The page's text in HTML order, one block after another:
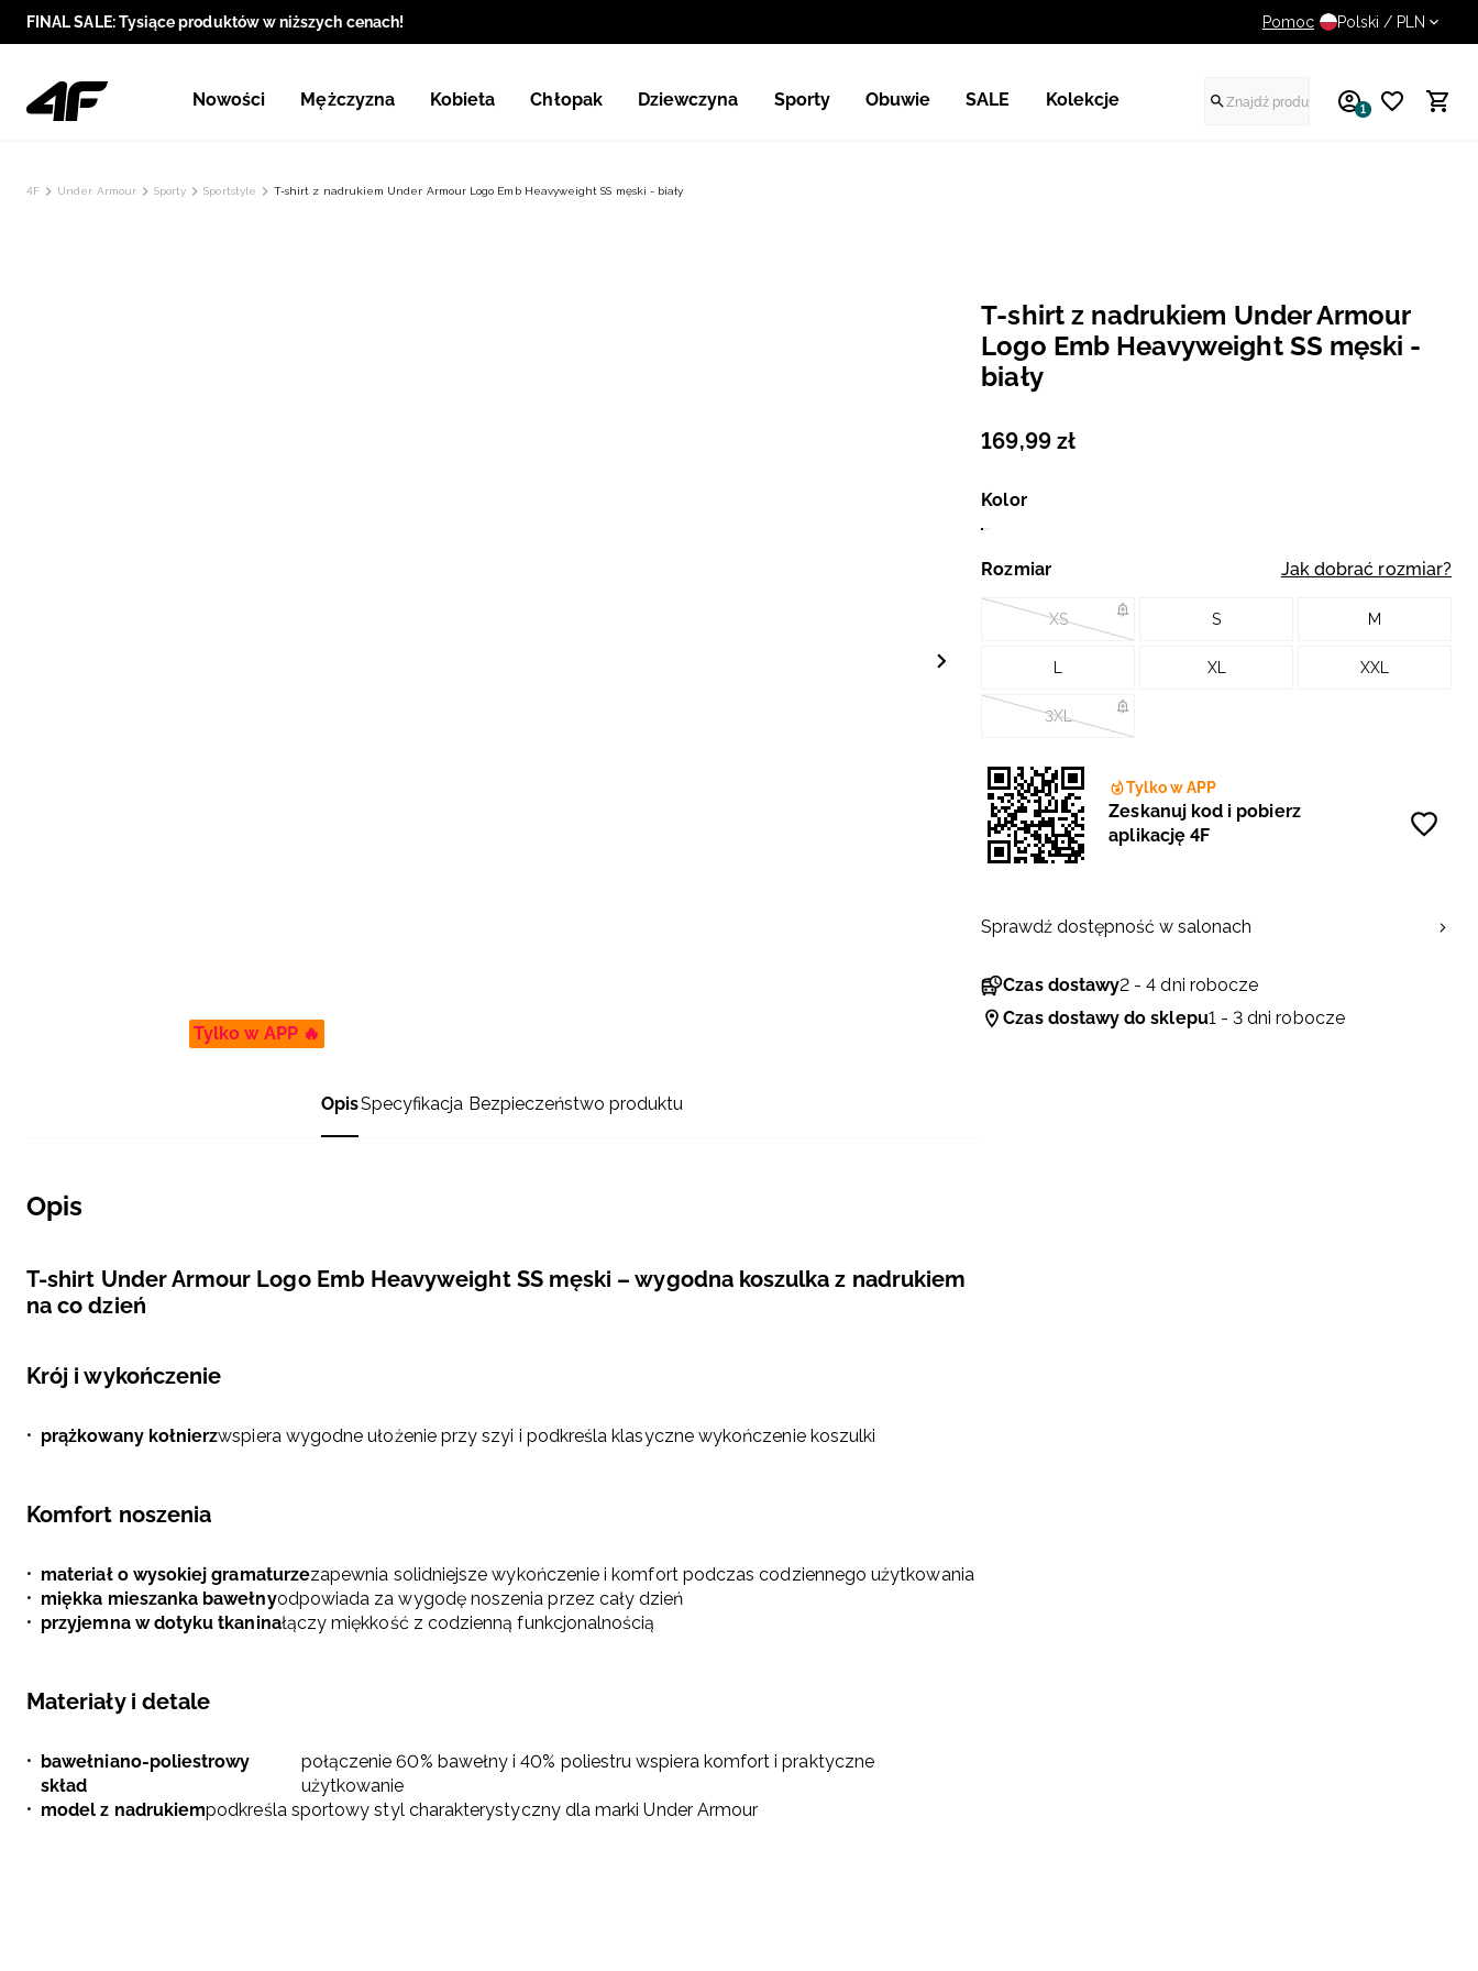
FINAL SALE: Tysiące produktów w niższych cenach! 14 dni na darmowy zwrot
Pomoc Polski / PLN
Nowości Mężczyzna Kobieta Chłopak Dziewczyna Sporty Obuwie SALE Kolekcje 1
4F Under Armour Sporty Sportstyle T-shirt z nadrukiem Under Armour Logo Emb Heavyweight SS męski - biały
Tylko w APP 🔥
OpisSpecyfikacja Bezpieczeństwo produktu
Opis
T-shirt Under Armour Logo Emb Heavyweight SS męski – wygodna koszulka z nadrukiem
na co dzień
Krój i wykończenie
prążkowany kołnierzwspiera wygodne ułożenie przy szyi i podkreśla klasyczne wykończenie koszulki
Komfort noszenia
materiał o wysokiej gramaturzezapewnia solidniejsze wykończenie i komfort podczas codziennego użytkowania
miękka mieszanka bawełnyodpowiada za wygodę noszenia przez cały dzień
przyjemna w dotyku tkaninałączy miękkość z codzienną funkcjonalnością
Materiały i detale
bawełniano-poliestrowy
skład
połączenie 60% bawełny i 40% poliestru wspiera komfort i praktyczne
użytkowanie
model z nadrukiempodkreśla sportowy styl charakterystyczny dla marki Under Armour
T-shirt z nadrukiem Under Armour
Logo Emb Heavyweight SS męski -
biały
169,99 zł
Kolor
Rozmiar Jak dobrać rozmiar?
XS S M
XL XXL
3XL
Tylko w APP
Zeskanuj kod i pobierz
aplikację 4F
Czas dostawy2 - 4 dni robocze
Czas dostawy do sklepu1 - 3 dni robocze
Sprawdź dostępność w salonach